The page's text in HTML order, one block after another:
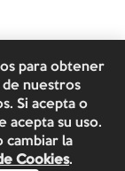
para obtener
de nuestros
Si acepta o
acepta su uso.
cambiar la
Cookies.